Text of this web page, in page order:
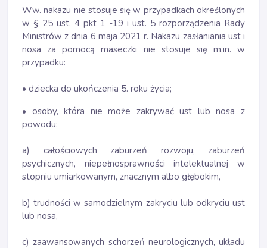
Ww. nakazu nie stosuje się w przypadkach określonych
w § 25 ust. 4 pkt 1 -19 i ust. 5 rozporządzenia Rady
Ministrów z dnia 6 maja 2021 r. Nakazu zasłaniania ust i
nosa za pomocą maseczki nie stosuje się m.in. w
przypadku:
• dziecka do ukończenia 5. roku życia;
• osoby, która nie może zakrywać ust lub nosa z
powodu:
a) całościowych zaburzeń rozwoju, zaburzeń
psychicznych, niepełnosprawności intelektualnej w
stopniu umiarkowanym, znacznym albo głębokim,
b) trudności w samodzielnym zakryciu lub odkryciu ust
lub nosa,
c) zaawansowanych schorzeń neurologicznych, układu